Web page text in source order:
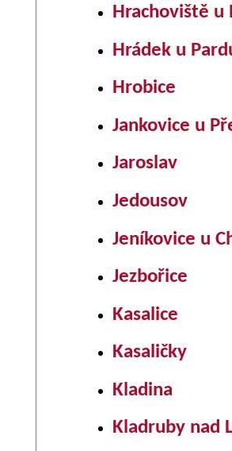
Hrachoviště u
Hrádek u
Hrobice
Jankovice u
Jaroslav
Jedousov
Jeníkovice u
Jezbořice
Kasalice
Kasaličky
Kladina
Kladruby nad